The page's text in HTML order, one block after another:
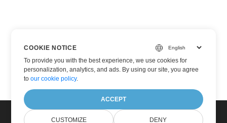
COOKIE NOTICE
To provide you with the best experience, we use cookies for
personalization, analytics, and ads. By using our site, you agree
toour cookie policy.
ACCEPT
CUSTOMIZE DENY